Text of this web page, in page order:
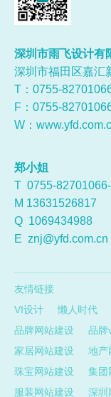
深圳市雨飞设计有
深圳市福田区嘉汇
T：0755-
F：0755-
W：
郑小姐
T 0755-
M 13631526817
Q 1069434988
E znj@yfd.com.cn
友情链接
VI设计
懒人时代
品牌网站建设
品牌
家居网站建设
地产
珠宝网站建设
集团
服装网站建设
深圳